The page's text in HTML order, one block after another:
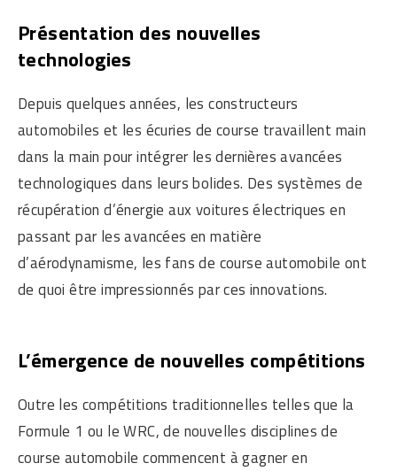
Présentation des nouvelles
technologies
Depuis quelques années, les constructeurs
automobiles et les écuries de course travaillent main
dans la main pour intégrer les dernières avancées
technologiques dans leurs bolides. Des systèmes de
récupération d’énergie aux voitures électriques en
passant par les avancées en matière
d’aérodynamisme, les fans de course automobile ont
de quoi être impressionnés par ces innovations.
L’émergence de nouvelles compétitions
Outre les compétitions traditionnelles telles que la
Formule 1 ou le WRC, de nouvelles disciplines de
course automobile commencent à gagner en